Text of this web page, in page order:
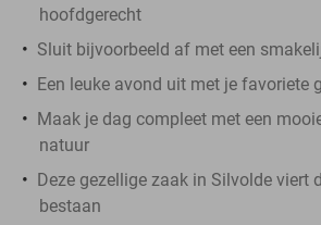
hoofdgerecht
Sluit bijvoorbeeld af met een
Een leuke avond uit met je favoriete
Maak je dag compleet met een
natuur
Deze gezellige zaak in Silvolde viert
bestaan